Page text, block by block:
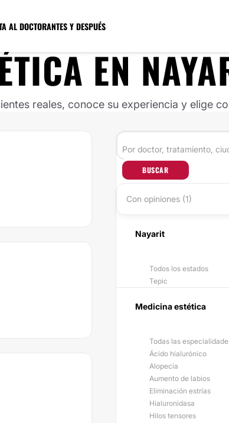
AL DOCTORANTES Y DESPUÉS
EN
reales, conoce su experiencia y elige
BUSCAR
Con opiniones (1)
Nayarit
Todos los estados
Tepic
Medicina estética
Todas las
Ácido hialurónico
Alopecia
Aumento de labios
Eliminación estrías
Hialuronidasa
Hilos tensores